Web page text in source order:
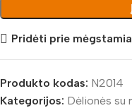
Pridėti prie
Produkto kodas: N2014
Kategorijos: Dėlionės su